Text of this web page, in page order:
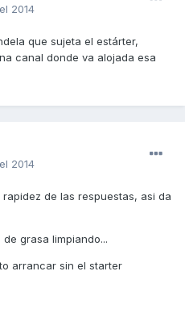
2014
que sujeta el estárter,
canal donde va alojada esa
2014
de las respuestas, asi da
grasa limpiando...
arrancar sin el starter